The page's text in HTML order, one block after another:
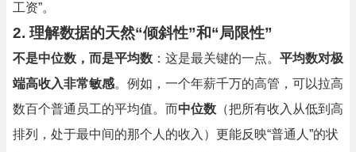
工资”。
2. 理解数据的天然“倾斜性”和“局限性”
不是中位数，而是平均数 ：这是最关键的一点。 平均数对极
端高收入非常敏感。例如，一个年薪千万的高管，可以拉高
数百个普通员工的平均值。而中位数 （把所有收入从低到高
排列，处于最中间的那个人的收入）更能反映“普通人”的状